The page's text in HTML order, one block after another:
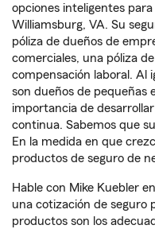
opciones inteligentes
Williamsburg, VA. Su
póliza de dueños de
comerciales, una póliza
compensación laboral. Al
son dueños de pequeñas
importancia de
continua. Sabemos que
En la medida en que
productos de seguro de
Hable con Mike Kuebler
una cotización de seguro
productos son los